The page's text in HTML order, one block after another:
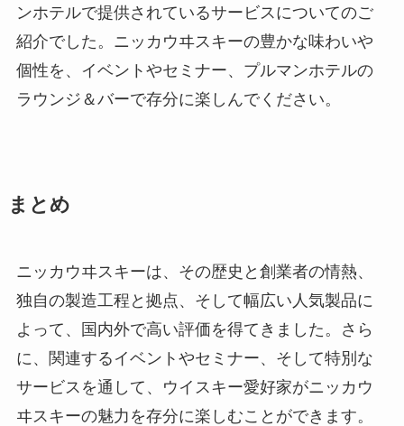
ンホテルで提供されているサービスについてのご
紹介でした。ニッカウヰスキーの豊かな味わいや
個性を、イベントやセミナー、プルマンホテルの
ラウンジ＆バーで存分に楽しんでください。
まとめ
ニッカウヰスキーは、その歴史と創業者の情熱、
独自の製造工程と拠点、そして幅広い人気製品に
よって、国内外で高い評価を得てきました。さら
に、関連するイベントやセミナー、そして特別な
サービスを通して、ウイスキー愛好家がニッカウ
ヰスキーの魅力を存分に楽しむことができます。